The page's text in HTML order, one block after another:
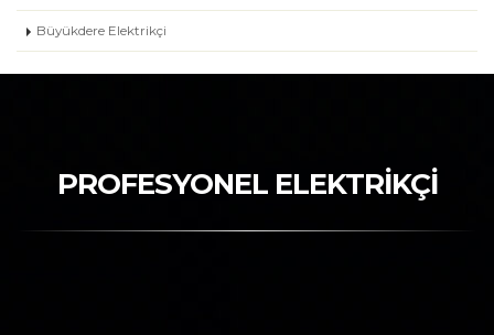
Büyükdere Elektrikçi
PROFESYONEL ELEKTRİKÇİ